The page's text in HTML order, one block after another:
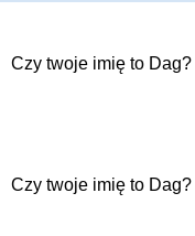
Czy twoje imię to Dag?
Czy twoje imię to Dag?